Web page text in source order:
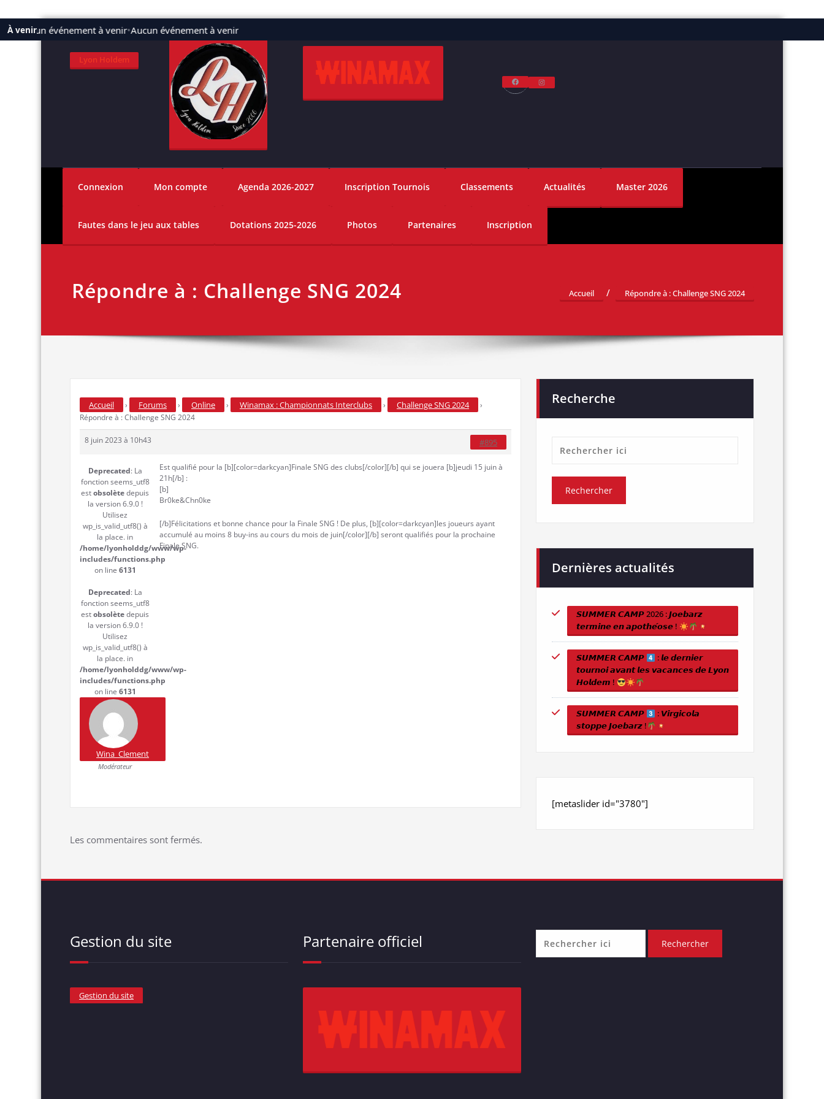
À venir
Aucun événement à venir•Aucun événement à venir
Aller
contenu
Lyon Holdem
FacebookInstagram
Connexion Mon compte Agenda 2026-2027 Inscription Tournois Classements Actualités Master 2026
Fautes dans le jeu aux tables Dotations 2025-2026 Photos Partenaires Inscription
Répondre à : Challenge SNG 2024 Accueil Répondre à : Challenge SNG 2024
Accueil › Forums › Online › Winamax : Championnats Interclubs › Challenge SNG 2024
›
Répondre à : Challenge SNG 2024
8 juin 2023 à 10h43 #895
Deprecated: La
fonction seems_utf8
estobsolètedepuis
la version 6.9.0 !
Utilisez
wp_is_valid_utf8() à
la place. in
/home/lyonholddg/www/wp-
includes/functions.php
on line 6131
Deprecated: La
fonction seems_utf8
estobsolètedepuis
la version 6.9.0 !
Utilisez
wp_is_valid_utf8() à
la place. in
/home/lyonholddg/www/wp-
includes/functions.php
on line 6131
Wina_Clement
Modérateur
Est qualifié pour la [b][color=darkcyan]Finale SNG des clubs[/color][/b] qui se jouera [b]jeudi 15 juin à
21h[/b] :
[b]
Br0ke&Chn0ke
[/b]Félicitations et bonne chance pour la Finale SNG ! De plus, [b][color=darkcyan]les joueurs ayant
accumulé au moins 8 buy-ins au cours du mois de juin[/color][/b] seront qualifiés pour la prochaine
Finale SNG.
Les commentaires sont fermés.
Recherche
Dernières actualités
𝙎𝙐𝙈𝙈𝙀𝙍 𝘾𝘼𝙈𝙋 2026 : 𝙅𝙤𝙚𝙗𝙖𝙧𝙯
𝙩𝙚𝙧𝙢𝙞𝙣𝙚 𝙚𝙣 𝙖𝙥𝙤𝙩𝙝𝙚́𝙤𝙨𝙚 !
𝙎𝙐𝙈𝙈𝙀𝙍 𝘾𝘼𝙈𝙋
: 𝙡𝙚 𝙙𝙚𝙧𝙣𝙞𝙚𝙧
𝙩𝙤𝙪𝙧𝙣𝙤𝙞 𝙖𝙫𝙖𝙣𝙩 𝙡𝙚𝙨 𝙫𝙖𝙘𝙖𝙣𝙘𝙚𝙨 𝙙𝙚 𝙇𝙮𝙤𝙣
𝙃𝙤𝙡𝙙𝙚𝙢 !
𝙎𝙐𝙈𝙈𝙀𝙍 𝘾𝘼𝙈𝙋
: 𝙑𝙞𝙧𝙜𝙞𝙘𝙤𝙡𝙖
𝙨𝙩𝙤𝙥𝙥𝙚 𝙅𝙤𝙚𝙗𝙖𝙧𝙯 !
[metaslider id="3780"]
Gestion du site
Gestion du site
Partenaire officiel